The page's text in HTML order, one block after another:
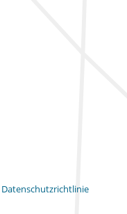
Datenschutzrichtlinie